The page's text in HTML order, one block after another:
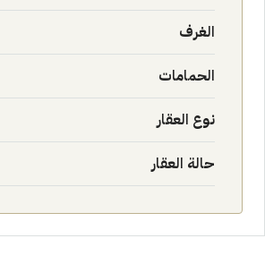
الغرف
الحمامات
نوع العقار
حالة العقار